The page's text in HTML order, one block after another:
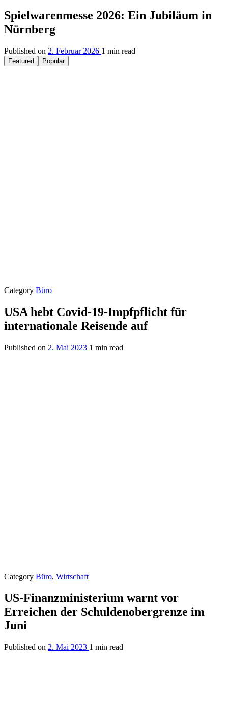
Spielwarenmesse 2026: Ein Jubiläum in
Nürnberg
Published on 2. Februar 2026 1 min read
Featured Popular
Category Büro
USA hebt Covid-19-Impfpflicht für
internationale Reisende auf
Published on 2. Mai 2023 1 min read
Category Büro, Wirtschaft
US-Finanzministerium warnt vor
Erreichen der Schuldenobergrenze im
Juni
Published on 2. Mai 2023 1 min read